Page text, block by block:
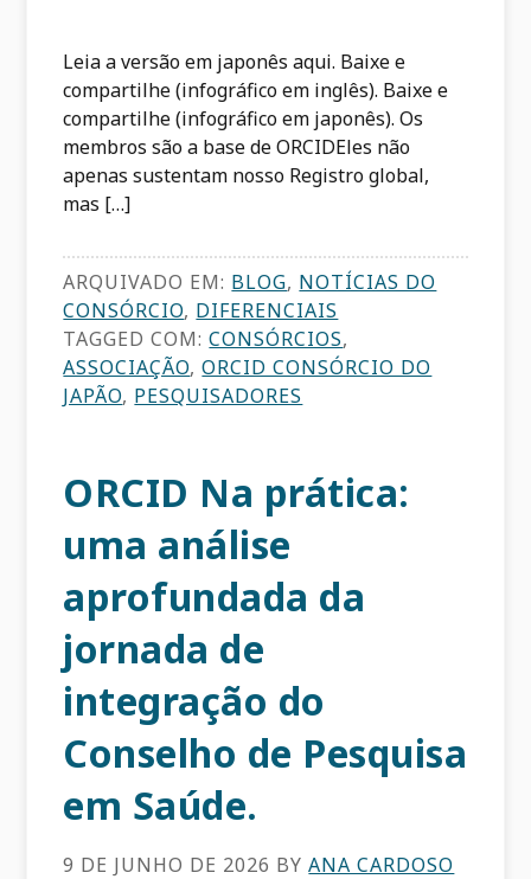
Leia a versão em japonês aqui. Baixe e
compartilhe (infográfico em inglês). Baixe e
compartilhe (infográfico em japonês). Os
membros são a base de ORCIDEles não
apenas sustentam nosso Registro global,
mas […]
ARQUIVADO EM: BLOG, NOTÍCIAS DO
CONSÓRCIO, DIFERENCIAIS
TAGGED COM:CONSÓRCIOS,
ASSOCIAÇÃO,ORCID CONSÓRCIO DO
JAPÃO, PESQUISADORES
ORCID Na prática:
uma análise
aprofundada da
jornada de
integração do
Conselho de Pesquisa
em Saúde.
9 DE JUNHO DE 2026 BYANA CARDOSO